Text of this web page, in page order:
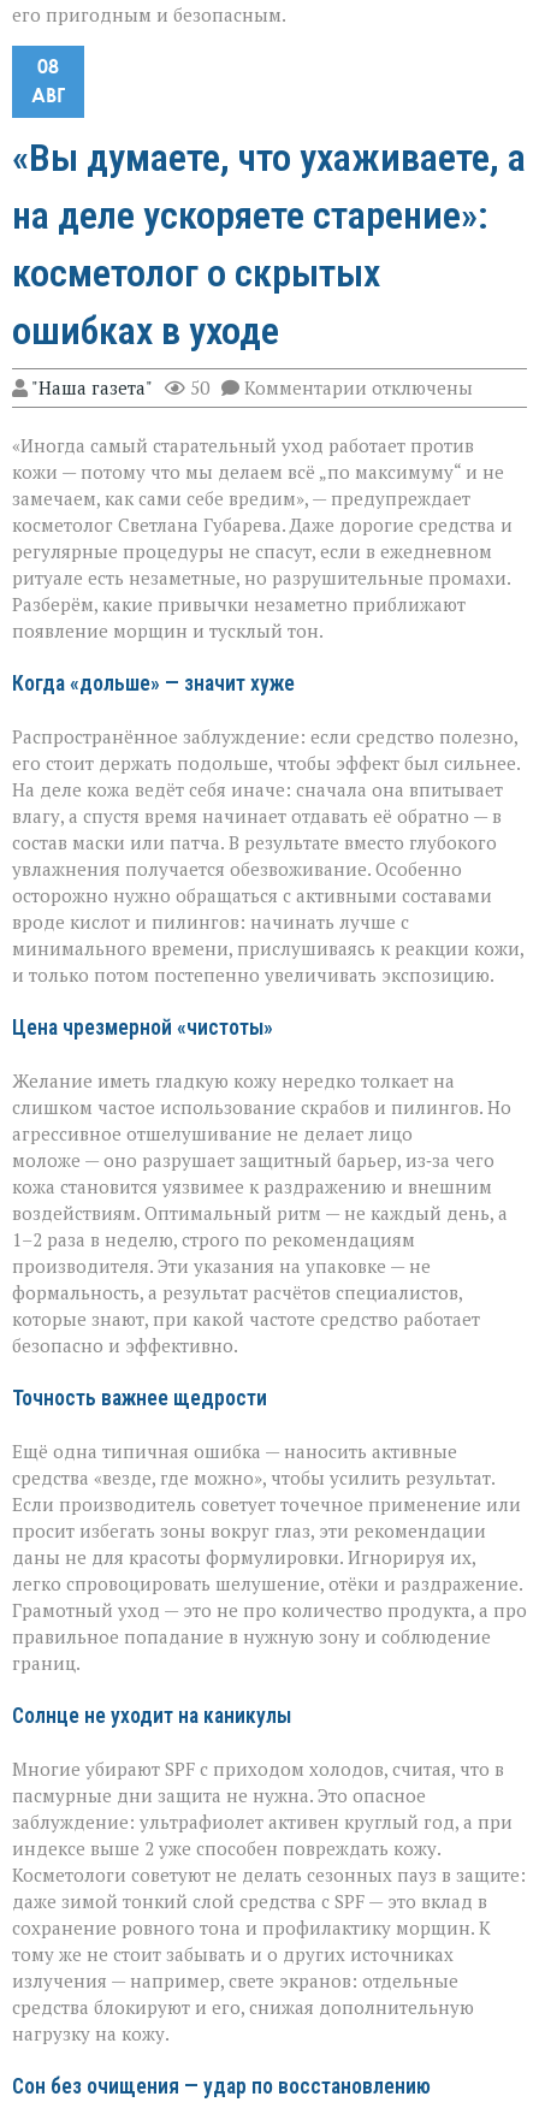
его пригодным и безопасным.
08
АВГ
«Вы думаете, что ухаживаете, а
на деле ускоряете старение»:
косметолог о скрытых
ошибках в уходе
"Наша газета" 50 Комментарии к
записи
думаете,
что
ухаживаете,
а
на
деле
ускоряете
старение»:
косметолог
отключены
«Иногда самый старательный уход работает против
кожи — потому что мы делаем всё „по максимуму“ и не
замечаем, как сами себе вредим», — предупреждает
косметолог Светлана Губарева. Даже дорогие средства и
регулярные процедуры не спасут, если в ежедневном
ритуале есть незаметные, но разрушительные промахи.
Разберём, какие привычки незаметно приближают
появление морщин и тусклый тон.
Когда «дольше» — значит хуже
Распространённое заблуждение: если средство полезно,
его стоит держать подольше, чтобы эффект был сильнее.
На деле кожа ведёт себя иначе: сначала она впитывает
влагу, а спустя время начинает отдавать её обратно — в
состав маски или патча. В результате вместо глубокого
увлажнения получается обезвоживание. Особенно
осторожно нужно обращаться с активными составами
вроде кислот и пилингов: начинать лучше с
минимального времени, прислушиваясь к реакции кожи,
и только потом постепенно увеличивать экспозицию.
Цена чрезмерной «чистоты»
Желание иметь гладкую кожу нередко толкает на
слишком частое использование скрабов и пилингов. Но
агрессивное отшелушивание не делает лицо
моложе — оно разрушает защитный барьер, из‑за чего
кожа становится уязвимее к раздражению и внешним
воздействиям. Оптимальный ритм — не каждый день, а
1–2 раза в неделю, строго по рекомендациям
производителя. Эти указания на упаковке — не
формальность, а результат расчётов специалистов,
которые знают, при какой частоте средство работает
безопасно и эффективно.
Точность важнее щедрости
Ещё одна типичная ошибка — наносить активные
средства «везде, где можно», чтобы усилить результат.
Если производитель советует точечное применение или
просит избегать зоны вокруг глаз, эти рекомендации
даны не для красоты формулировки. Игнорируя их,
легко спровоцировать шелушение, отёки и раздражение.
Грамотный уход — это не про количество продукта, а про
правильное попадание в нужную зону и соблюдение
границ.
Солнце не уходит на каникулы
Многие убирают SPF с приходом холодов, считая, что в
пасмурные дни защита не нужна. Это опасное
заблуждение: ультрафиолет активен круглый год, а при
индексе выше 2 уже способен повреждать кожу.
Косметологи советуют не делать сезонных пауз в защите:
даже зимой тонкий слой средства с SPF — это вклад в
сохранение ровного тона и профилактику морщин. К
тому же не стоит забывать и о других источниках
излучения — например, свете экранов: отдельные
средства блокируют и его, снижая дополнительную
нагрузку на кожу.
Сон без очищения — удар по восстановлению